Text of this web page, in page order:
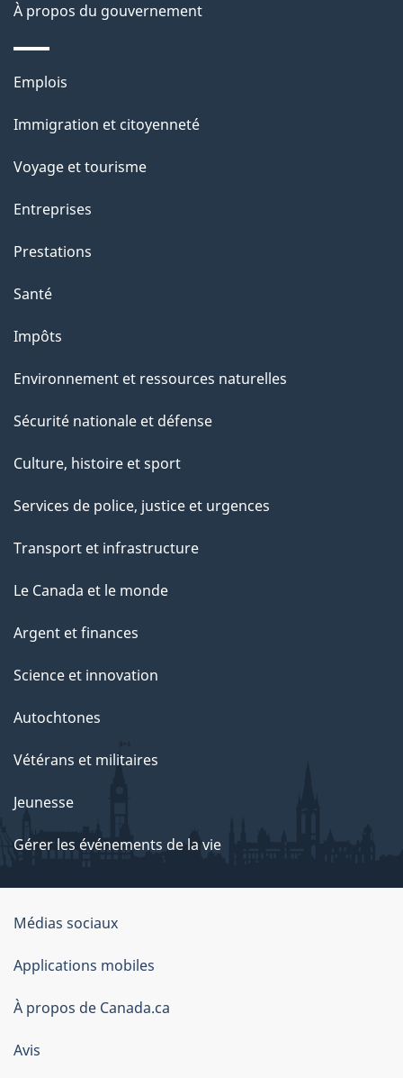
p
a
À propos du gouvernement
Thèmes
sujets
Emplois
Immigration et citoyenneté
Voyage et tourisme
Entreprises
Prestations
Santé
Impôts
Environnement et ressources naturelles
Sécurité nationale et défense
Culture, histoire et sport
Services de police, justice et urgences
Transport et infrastructure
Le Canada et le monde
Argent et finances
Science et innovation
Autochtones
Vétérans et militaires
Jeunesse
Gérer les événements de la vie
Organisation
du
gouvernement
du
Canada
Médias sociaux
Applications mobiles
À propos de Canada.ca
Avis